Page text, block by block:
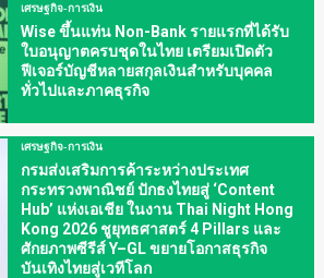
เศรษฐกิจ-การเงิน
Wise ขึ้นแท่น Non-Bank รายแรกที่ได้รับ
ใบอนุญาตครบชุดในไทย เตรียมเปิดตัว
ฟีเจอร์บัญชีหลายสกุลเงินสำหรับบุคคล
ทั่วไปและภาคธุรกิจ
เศรษฐกิจ-การเงิน
กรมส่งเสริมการค้าระหว่างประเทศ
กระทรวงพาณิชย์ ปักธงไทยสู่ ‘Content
Hub’ แห่งเอเชีย ในงาน Thai Night Hong
Kong 2026 ชูยุทธศาสตร์ 4 Pillars และ
ศักยภาพซีรีส์ Y–GL ขยายโอกาสธุรกิจ
บันเทิงไทยสู่เวทีโลก